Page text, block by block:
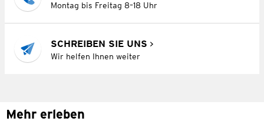
Montag bis Freitag 8–18 Uhr
SCHREIBEN SIE UNS
Wir helfen Ihnen weiter
Mehr erleben